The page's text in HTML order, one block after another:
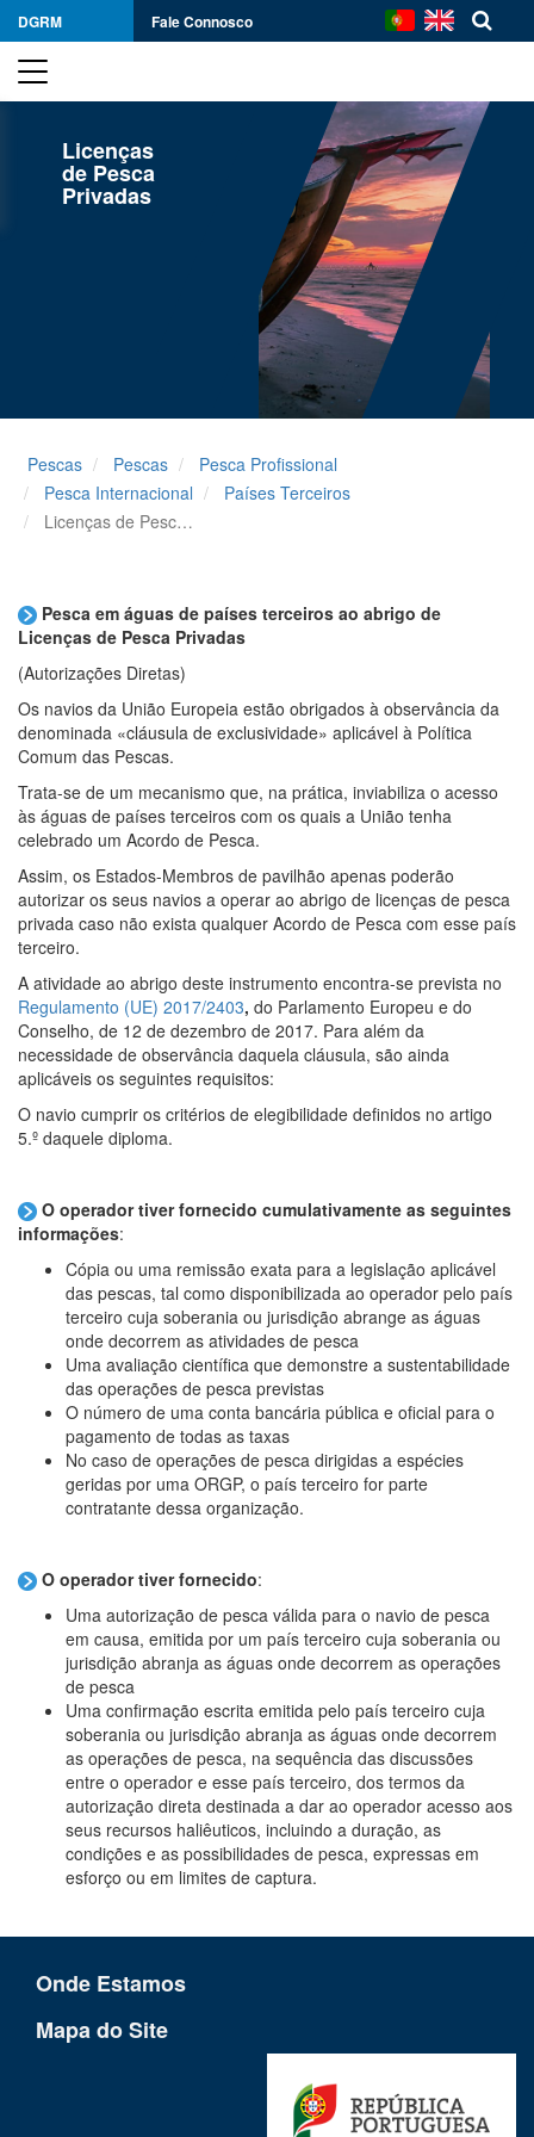
DGRM Fale Connosco
Licenças
de Pesca
Privadas
Pescas Pescas
Pesca Profissional
Pesca Internacional
Países Terceiros
Licenças de Pesca Privadas
Pesca em águas de países terceiros ao abrigo de
Licenças de Pesca Privadas
(Autorizações Diretas)
Os navios da União Europeia estão obrigados à observância da
denominada «cláusula de exclusividade» aplicável à Política
Comum das Pescas.
Trata-se de um mecanismo que, na prática, inviabiliza o acesso
às águas de países terceiros com os quais a União tenha
celebrado um Acordo de Pesca.
Assim, os Estados-Membros de pavilhão apenas poderão
autorizar os seus navios a operar ao abrigo de licenças de pesca
privada caso não exista qualquer Acordo de Pesca com esse país
terceiro.
A atividade ao abrigo deste instrumento encontra-se prevista no
Regulamento (UE) 2017/2403, do Parlamento Europeu e do
Conselho, de 12 de dezembro de 2017. Para além da
necessidade de observância daquela cláusula, são ainda
aplicáveis os seguintes requisitos:
O navio cumprir os critérios de elegibilidade definidos no artigo
5.º daquele diploma.
O operador tiver fornecido cumulativamente as seguintes
informações:
Cópia ou uma remissão exata para a legislação aplicável
das pescas, tal como disponibilizada ao operador pelo país
terceiro cuja soberania ou jurisdição abrange as águas
onde decorrem as atividades de pesca
Uma avaliação científica que demonstre a sustentabilidade
das operações de pesca previstas
O número de uma conta bancária pública e oficial para o
pagamento de todas as taxas
No caso de operações de pesca dirigidas a espécies
geridas por uma ORGP, o país terceiro for parte
contratante dessa organização.
O operador tiver fornecido:
Uma autorização de pesca válida para o navio de pesca
em causa, emitida por um país terceiro cuja soberania ou
jurisdição abranja as águas onde decorrem as operações
de pesca
Uma confirmação escrita emitida pelo país terceiro cuja
soberania ou jurisdição abranja as águas onde decorrem
as operações de pesca, na sequência das discussões
entre o operador e esse país terceiro, dos termos da
autorização direta destinada a dar ao operador acesso aos
seus recursos haliêuticos, incluindo a duração, as
condições e as possibilidades de pesca, expressas em
esforço ou em limites de captura.
Onde Estamos
Mapa do Site